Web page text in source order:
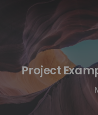
Project